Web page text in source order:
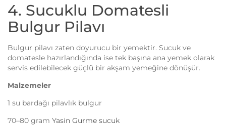
4. Sucuklu Domatesli
Bulgur Pilavı
Bulgur pilavı zaten doyurucu bir yemektir. Sucuk ve
domatesle hazırlandığında ise tek başına ana yemek olarak
servis edilebilecek güçlü bir akşam yemeğine dönüşür.
Malzemeler
1 su bardağı pilavlık bulgur
70–80 gram Yasin Gurme sucuk